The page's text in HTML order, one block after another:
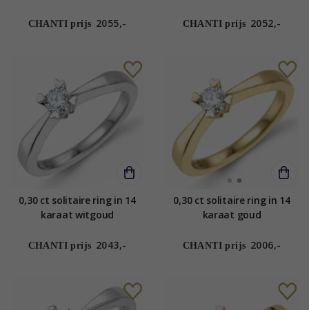
CHANTI prijs 2055,- CHANTI prijs 2052,-
0,30 ct solitaire ring in 14
karaat witgoud
CHANTI prijs 2043,-
0,30 ct solitaire ring in 14
karaat goud
CHANTI prijs 2006,-